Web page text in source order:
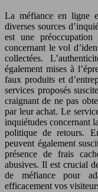
La méfiance en ligne
diverses sources
est une
concernant le vol
collectées.
également mises à
faux produits et
services proposés
craignant de ne pas
par leur achat. Le
inquiétudes concernant
politique de retours.
peuvent également
présence de frais
abusives. Il est crucial
de méfiance pour
efficacement vos